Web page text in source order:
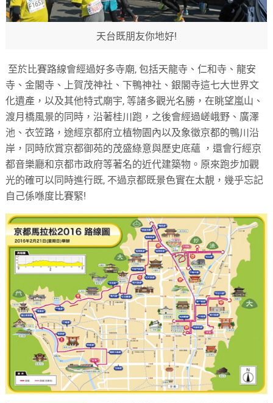
天台既朋友你地好!
至於比賽路線會經過好多寺廟,包括天龍寺、仁和寺、龍安
寺、金閣寺、上賀茂神社、下鴨神社、銀閣寺這七大世界文
化遺產，以及其他特式廟宇, 等諸多觀光名勝，在眺望嵐山、
渡月橋風景的同時，沿著桂川跑，之後會經過嵯峨野、廣澤
池、衣笠路，途經京都府立植物園內以及象徵京都的鴨川沿
岸，同時欣賞京都御苑的茂盛綠意與歷史底蘊 ，還會行經京
都音樂廳和京都市政府等著名的近代建築物。原來跑步加觀
光的確可以同時進行既, 不過京都既景色實在太靚，幾乎忘記
自己係喺度比賽緊!